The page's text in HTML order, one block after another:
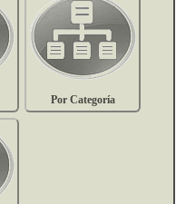
Por Categoría